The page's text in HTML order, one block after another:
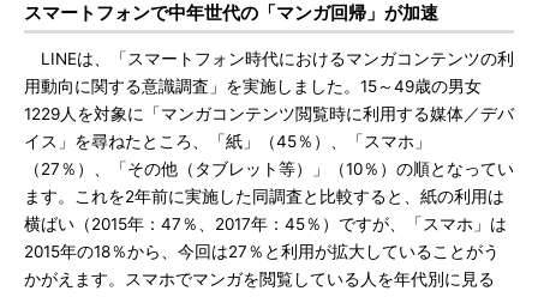
スマートフォンで中年世代の「マンガ回帰」が加速
LINEは、「スマートフォン時代におけるマンガコンテンツの利
用動向に関する意識調査」を実施しました。15～49歳の男女
1229人を対象に「マンガコンテンツ閲覧時に利用する媒体／デバ
イス」を尋ねたところ、「紙」（45％）、「スマホ」
（27％）、「その他（タブレット等）」（10％）の順となってい
ます。これを2年前に実施した同調査と比較すると、紙の利用は
横ばい（2015年：47％、2017年：45％）ですが、「スマホ」は
2015年の18％から、今回は27％と利用が拡大していることがう
かがえます。スマホでマンガを閲覧している人を年代別に見る